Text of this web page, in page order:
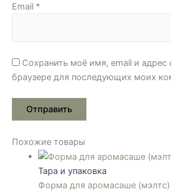
Email *
Сохранить моё имя, email и адрес
браузере для последующих моих
Похожие товары
Тара и упаковка
Форма для аромасаше (мэлтс)